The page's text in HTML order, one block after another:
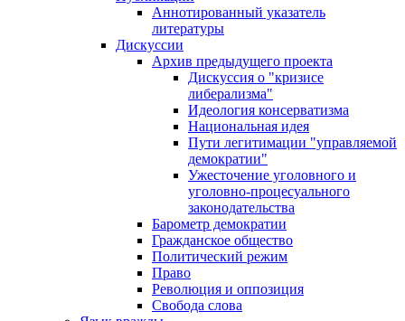
Аннотированный указатель
литературы
Дискуссии
Архив предыдущего проекта
Дискуссия о "кризисе
либерализма"
Идеология консерватизма
Национальная идея
Пути легитимации "управляемой
демократии"
Ужесточение уголовного и
уголовно-процесуального
законодательства
Барометр демократии
Гражданское общество
Политический режим
Право
Революция и оппозиция
Свобода слова